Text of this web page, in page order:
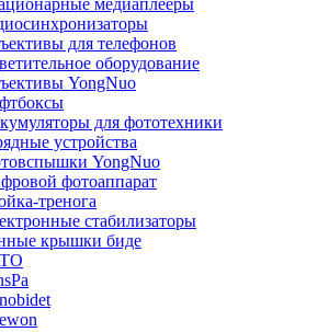
медиаплееры
для телефонов
оборудование
YongNuo
для фототехники
устройства
YongNuo
фотоаппарат
тренога
стабилизаторы
крышки биде